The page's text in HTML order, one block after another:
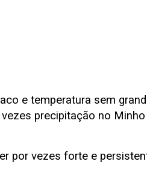
e temperatura sem
precipitação no
por vezes forte e